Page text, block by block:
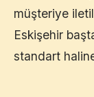
müşteriye
Eskişehir
standart